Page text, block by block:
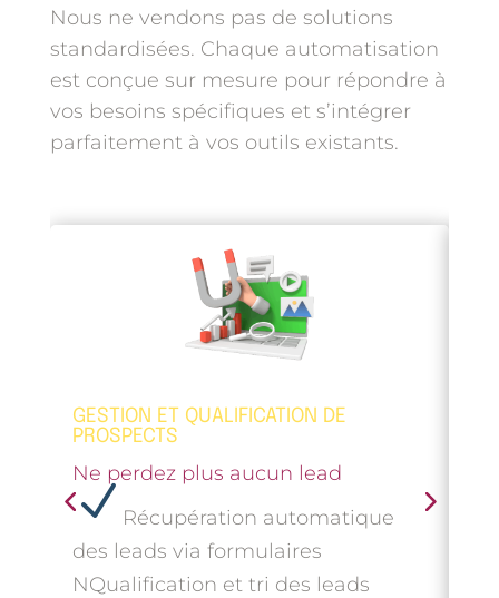
Nous ne vendons pas de solutions
standardisées. Chaque automatisation
est conçue sur mesure pour répondre à
vos besoins spécifiques et s’intégrer
parfaitement à vos outils existants.
GESTION ET QUALIFICATION DE
PROSPECTS
Ne perdez plus aucun lead
N Récupération automatique
des leads via formulaires
NQualification et tri des leads